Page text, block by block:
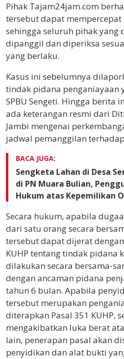
Pihak Tajam24jam.com
tersebut dapat mempercepat
sehingga seluruh pihak yang
dipanggil dan diperiksa
yang berlaku.
Kasus ini sebelumnya
tindak pidana penganiayaan
SPBU Sengeti. Hingga berita
ada keterangan resmi dari
Jambi mengenai
jadwal pemanggilan
BACA JUGA:
Sengketa Lahan di Desa
di PN Muara Bulian,
Hukum atas Kepemilikan
Secara hukum, apabila
dari satu orang secara
tersebut dapat dijerat
KUHP tentang tindak pidana
dilakukan secara bersama-
dengan ancaman pidana
tahun 6 bulan. Apabila
tersebut merupakan
diterapkan Pasal 351 KUHP,
mengakibatkan luka berat
lain, penerapan pasal akan
penyidikan dan alat bukti